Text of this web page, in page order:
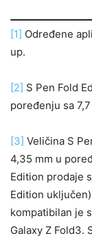
[1] Određene
up.
[2] S Pen Fold
poređenju sa
[3] Veličina S
4,35 mm u
Edition prodaje
Edition
kompatibilan je
Galaxy Z Fold3.